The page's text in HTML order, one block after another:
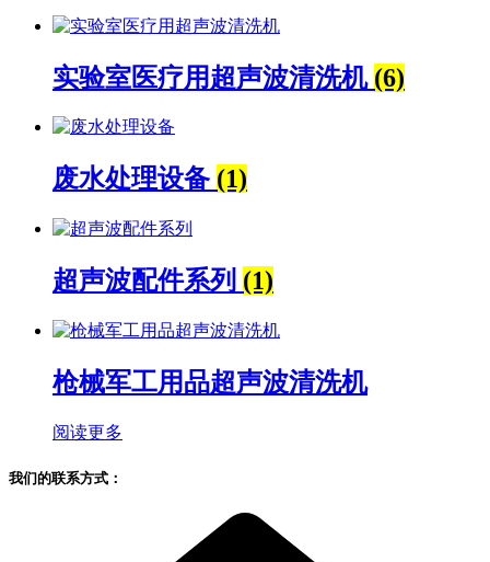
实验室医疗用超声波清洗机 (6)
废水处理设备 (1)
超声波配件系列 (1)
枪械军工用品超声波清洗机
阅读更多
我们的联系方式：